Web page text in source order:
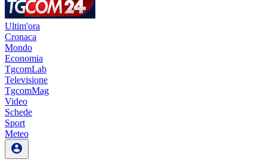
Ultim'ora
Cronaca
Mondo
Economia
TgcomLab
Televisione
TgcomMag
Video
Schede
Sport
Meteo